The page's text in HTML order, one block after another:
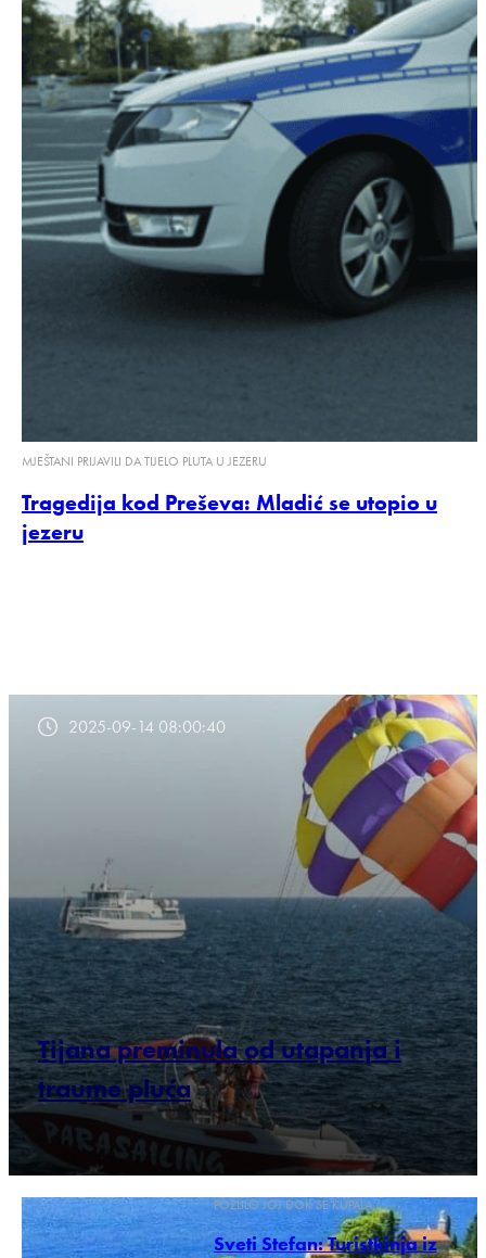
MJEŠTANI PRIJAVILI DA TIJELO PLUTA U JEZERU
Tragedija kod Preševa: Mladić se utopio u
jezeru
2025-09-14 08:00:40
Tijana preminula od utapanja i
traume pluća
POZLILO JOJ DOK SE KUPALA
Sveti Stefan: Turistkinja iz